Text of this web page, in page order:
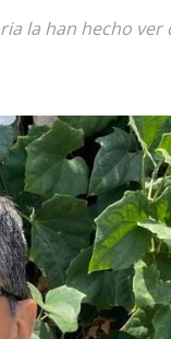
la han hecho ver